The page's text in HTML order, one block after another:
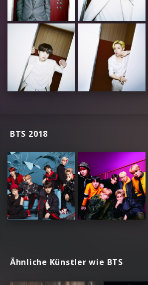
BTS 2018
Ähnliche Künstler wie BTS